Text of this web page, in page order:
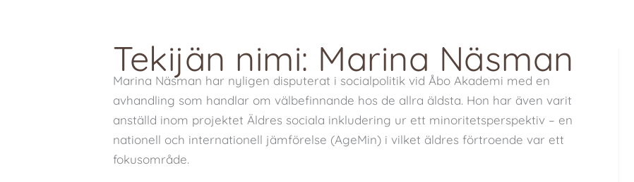
Tekijän nimi: Marina Näsman
Marina Näsman har nyligen disputerat i socialpolitik vid Åbo Akademi med en
avhandling som handlar om välbefinnande hos de allra äldsta. Hon har även varit
anställd inom projektet Äldres sociala inkludering ur ett minoritetsperspektiv – en
nationell och internationell jämförelse (AgeMin) i vilket äldres förtroende var ett
fokusområde.